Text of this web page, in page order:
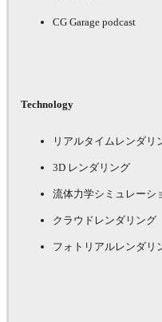
CG Garage podcast
Technology
リアルタイムレンダリ
3D レンダリング
流体力学シミュレーシ
クラウドレンダリング
フォトリアルレンダリ